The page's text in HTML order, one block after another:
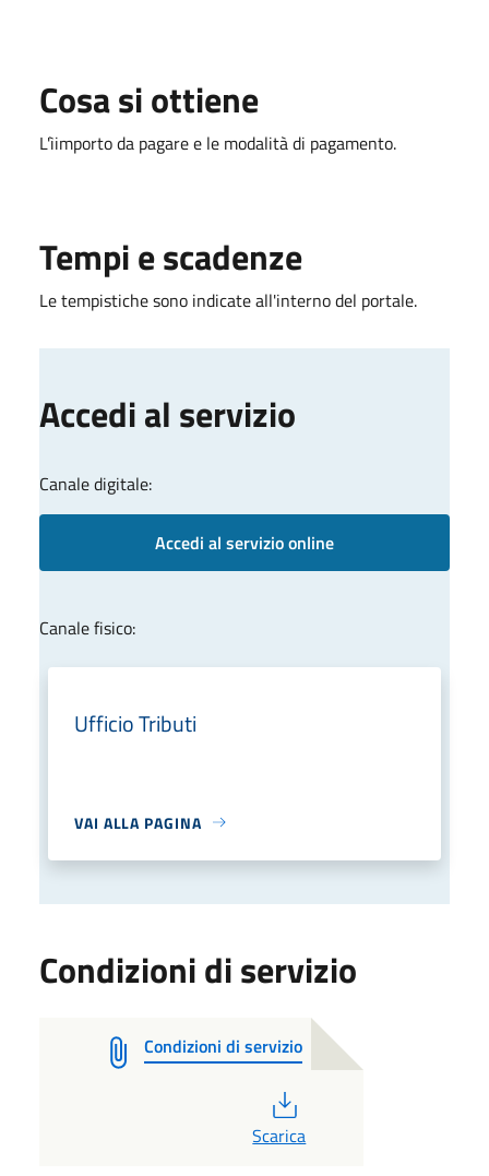
Cosa si ottiene
L'ìimporto da pagare e le modalità di pagamento.
Tempi e scadenze
Le tempistiche sono indicate all'interno del portale.
Accedi al servizio
Canale digitale:
Accedi al servizio online
Canale fisico:
Ufficio Tributi
VAI ALLA PAGINA
Condizioni di servizio
Condizioni di servizio
Scarica